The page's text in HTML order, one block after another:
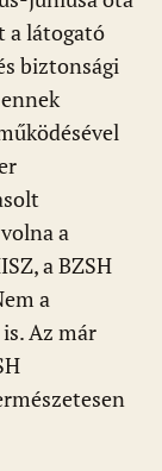
a látogató
biztonsági
a
a BZSH
a
Az már